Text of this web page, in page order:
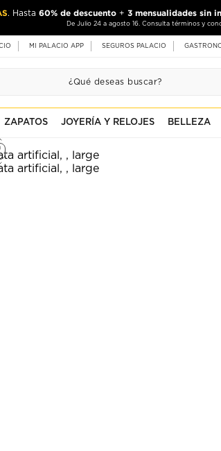
. Hasta 60% de descuento + 3 mensualidades sin
De Julio 24 a agosto 16. Consulta términos y
MI PALACIO APP SEGUROS PALACIO
ZAPATOS JOYERÍA Y RELOJES BELLEZA